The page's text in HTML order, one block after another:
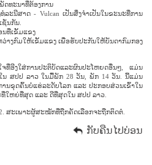
ດ​ທະ​ນາ​ທີ່​ຕ້ອງ​ການ​
ລະນີສາດ - Vulcan ເປັນສິ່ງຈໍາເປັນໃນຂະນະທີ່ການ
ນກັນ.
ນ​ທີ່​ເຂັ້ມ​ແຂງ​
າງ​ກົມ​ໃຫ້​ເຂັ້ມ​ແຂງ ​ເພື່ອ​ຮັບປະກັນ​ໃຫ້​ບັນດາ​ກົມ​ກອງ​
ຈທີ່ອີງໃສ່ການປະຕິບັດແລະຜົນປະໂຫຍດອື່ນໆ, ແມ່ນ
ສປປ ລາວ ໃນມື້ພັກ 28 ວັນ, ພັກ 14 ວັນ. ນີ້​ແມ່ນ​
ານ​ຂຸດ​ຄົ້ນ​ບໍ່​ແຮ່​ລະດັບ​ໂລກ ​ແລະ ປະກອບສ່ວນ​ເຂົ້າ​ໃນ​
ໃຫຍ່​ທີ່​ສຸດ ​ແລະ ດີ​ທີ່​ສຸດ​ໃນ ສປປ ລາວ.
ສະເພາະຜູ້ສະໝັກທີ່ຖືກຄັດເລືອກຈະຖືກຕິດຕໍ່.
ກັບຄືນໄປບ່ອນ